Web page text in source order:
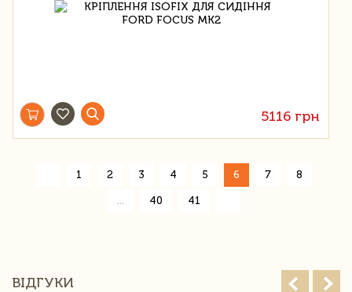
5116 грн
1 2 3 4 5 6 7 8
40 41
ВІДГУКИ